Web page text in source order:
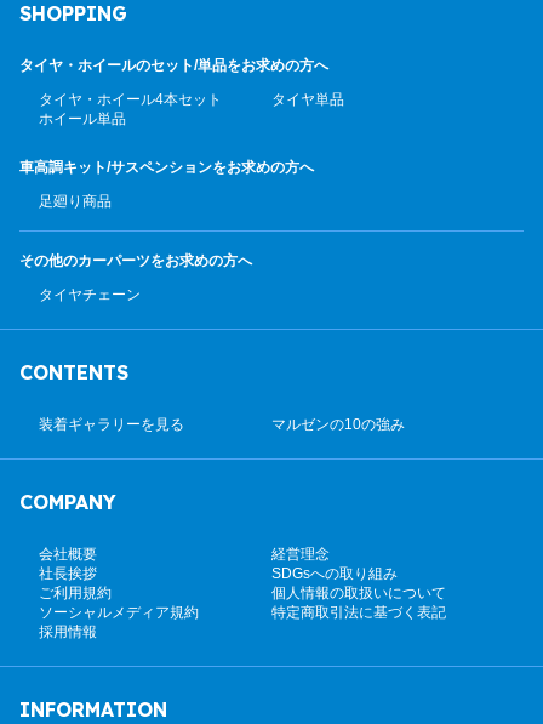
SHOPPING
タイヤ・ホイールのセット/単品をお求めの方へ
タイヤ・ホイール4本セット
タイヤ単品
ホイール単品
車高調キット/サスペンションをお求めの方へ
足廻り商品
その他のカーパーツをお求めの方へ
タイヤチェーン
CONTENTS
装着ギャラリーを見る マルゼンの10の強み
COMPANY
会社概要
経営理念
社長挨拶
SDGsへの取り組み
ご利用規約
個人情報の取扱いについて
ソーシャルメディア規約
特定商取引法に基づく表記
採用情報
INFORMATION